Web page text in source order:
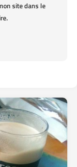
site dans le